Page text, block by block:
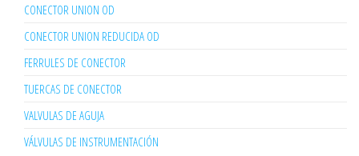
CONECTOR UNION OD
CONECTOR UNION REDUCIDA OD
FERRULES DE CONECTOR
TUERCAS DE CONECTOR
VALVULAS DE AGUJA
VÁLVULAS DE INSTRUMENTACIÓN